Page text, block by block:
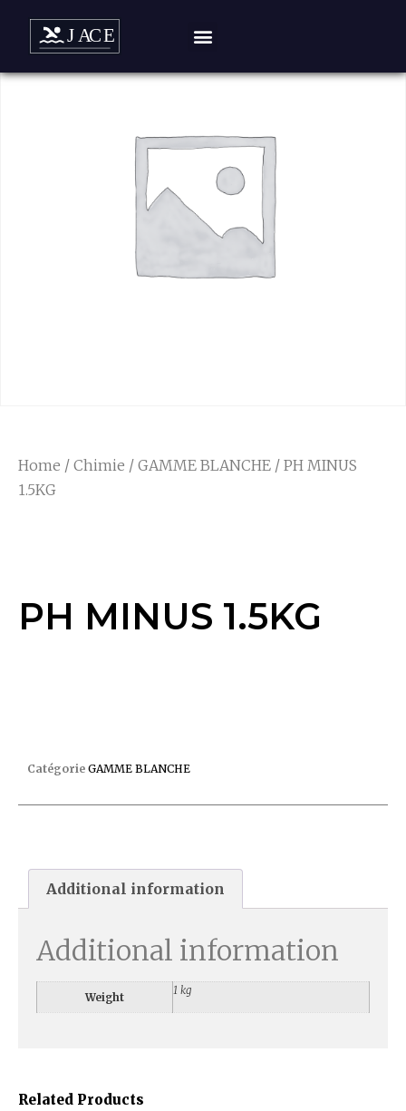
Home / Chimie / GAMME BLANCHE / PH MINUS
1.5KG
PH MINUS 1.5KG
Related Products
Catégorie GAMME BLANCHE
Additional information
Additional information
Weight
1 kg